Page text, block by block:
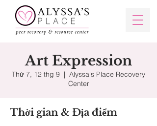
Art Expression
Thứ 7, 12 thg 9
  |
Alyssa's Place Recovery
Center
Thời gian & Địa điểm